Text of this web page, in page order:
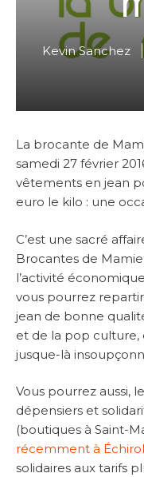
Kevin Sanchez
La brocante de
samedi 27 février
vêtements en jean
euro le kilo : une
C’est une sacré
Brocantes de
l’activité
vous pourrez
jean de bonne
et de la pop culture,
jusque-là
Vous pourrez aussi,
dépensiers et
(boutiques à Saint-
récemment à
solidaires aux tarifs